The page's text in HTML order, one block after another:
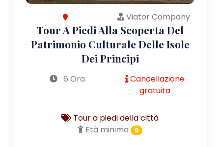
Viator Company
Tour A Piedi Alla Scoperta Del
Patrimonio Culturale Delle Isole
Dei Principi
6 Ora
Cancellazione
gratuita
Tour a piedi della città
Età minima
0